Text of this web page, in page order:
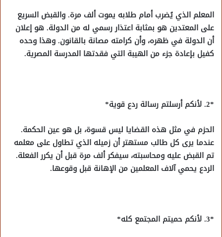
المعلم الذي يُضرب أمام طلابه يموت ألف مرة. والقبض السريع
على المعتدين هو بمثابة اعتذار رسمي له من الدولة. هو إعلان
أن الدولة في ظهره، وأن كرامته مصانة بالقانون. وهذا وحده
كفيل بإعادة جزء من الهيبة التي فقدتها المدرسة المصرية.
*2. لأنكم أرسلتم رسالة ردع قوية*
الحزم في مثل هذه القضايا ليس قسوة، بل هو عين الحكمة.
عندما يرى كل طالب مستهتر أن زميله الذي تطاول على معلمه
تم القبض عليه ومحاسبته، سيفكر ألف مرة قبل أن يكرر الفعلة.
الردع يحمي آلاف المعلمين من الإهانة قبل وقوعها.
*3. لأنكم حميتم المجتمع كله*